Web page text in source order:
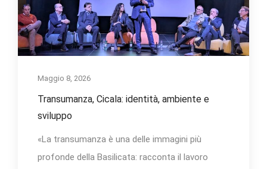
Maggio 8, 2026
Transumanza, Cicala: identità, ambiente e
sviluppo
«La transumanza è una delle immagini più
profonde della Basilicata: racconta il lavoro